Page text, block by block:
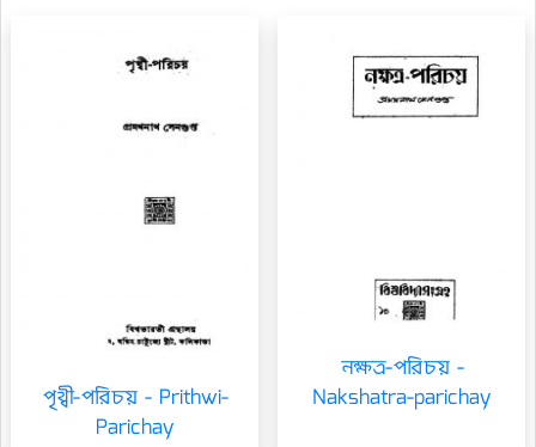
পৃথ্বী-পরিচয় - Prithwi-
Parichay
নক্ষত্র-পরিচয় -
Nakshatra-parichay